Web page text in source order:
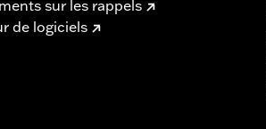
sur les rappels
de logiciels